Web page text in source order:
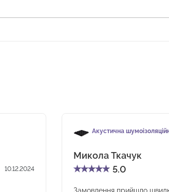
10.12.2024
Акустична
Микола Ткачук
★★★★★ 5.0
Замовлення прийшло